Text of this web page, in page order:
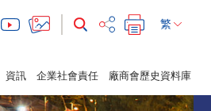
繁
資訊 企業社會責任 廠商會歷史資料庫